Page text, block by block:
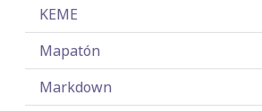
KEME
Mapatón
Markdown